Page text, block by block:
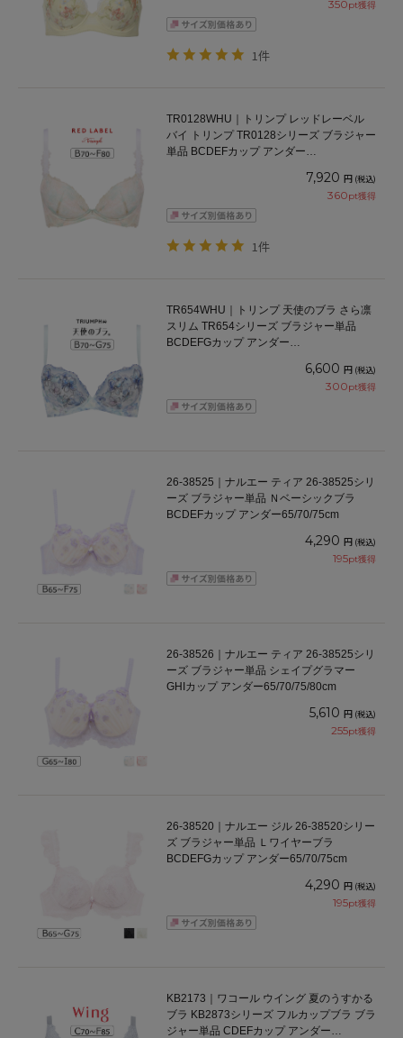
350pt獲得
1件
TR0128WHU｜トリンプ レッドレーベル
バイ トリンプ TR0128シリーズ ブラジャー
単品 BCDEFカップ アンダー
7,920 円 (税込)
360pt獲得
1件
TR654WHU｜トリンプ 天使のブラ さら凛
スリム TR654シリーズ ブラジャー単品
BCDEFGカップ アンダー
6,600 円 (税込)
300pt獲得
26-38525｜ナルエー ティア 26-38525シリ
ーズ ブラジャー単品 Ｎベーシックブラ
BCDEFカップ アンダー65/70/75cm
4,290 円 (税込)
195pt獲得
26-38526｜ナルエー ティア 26-38525シリ
ーズ ブラジャー単品 シェイプグラマー
GHIカップ アンダー65/70/75/80cm
5,610 円 (税込)
255pt獲得
26-38520｜ナルエー ジル 26-38520シリー
ズ ブラジャー単品 Ｌワイヤーブラ
BCDEFGカップ アンダー65/70/75cm
4,290 円 (税込)
195pt獲得
KB2173｜ワコール ウイング 夏のうすかる
ブラ KB2873シリーズ フルカップブラ ブラ
ジャー単品 CDEFカップ アンダー